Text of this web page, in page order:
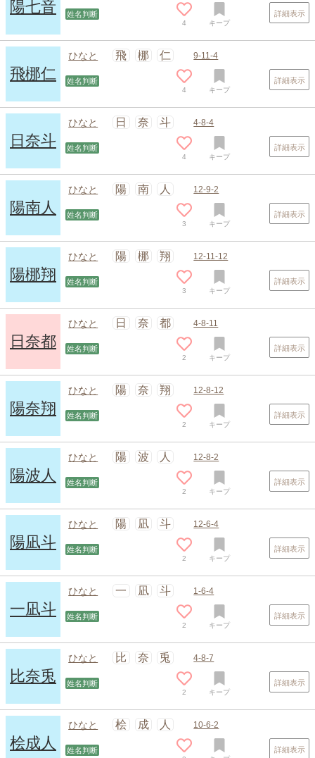
陽七音 姓名判断
4 キープ
詳細表示
飛梛仁
ひなと 飛 梛 仁 9-11-4
姓名判断
4 キープ
詳細表示
日奈斗
ひなと 日 奈 斗 4-8-4
姓名判断
4 キープ
詳細表示
陽南人
ひなと 陽 南 人 12-9-2
姓名判断
3 キープ
詳細表示
陽梛翔
ひなと 陽 梛 翔 12-11-12
姓名判断
3 キープ
詳細表示
日奈都
ひなと 日 奈 都 4-8-11
姓名判断
2 キープ
詳細表示
陽奈翔
ひなと 陽 奈 翔 12-8-12
姓名判断
2 キープ
詳細表示
陽波人
ひなと 陽 波 人 12-8-2
姓名判断
2 キープ
詳細表示
陽凪斗
ひなと 陽 凪 斗 12-6-4
姓名判断
2 キープ
詳細表示
一凪斗
ひなと 一 凪 斗 1-6-4
姓名判断
2 キープ
詳細表示
比奈兎
ひなと 比 奈 兎 4-8-7
姓名判断
2 キープ
詳細表示
桧成人
ひなと 桧 成 人 10-6-2
姓名判断 詳細表示